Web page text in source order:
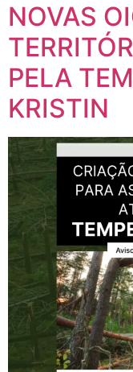
NOVAS
PELA
KRISTIN